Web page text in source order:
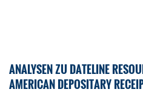
ANALYSEN ZU DATELINE
AMERICAN DEPOSITARY